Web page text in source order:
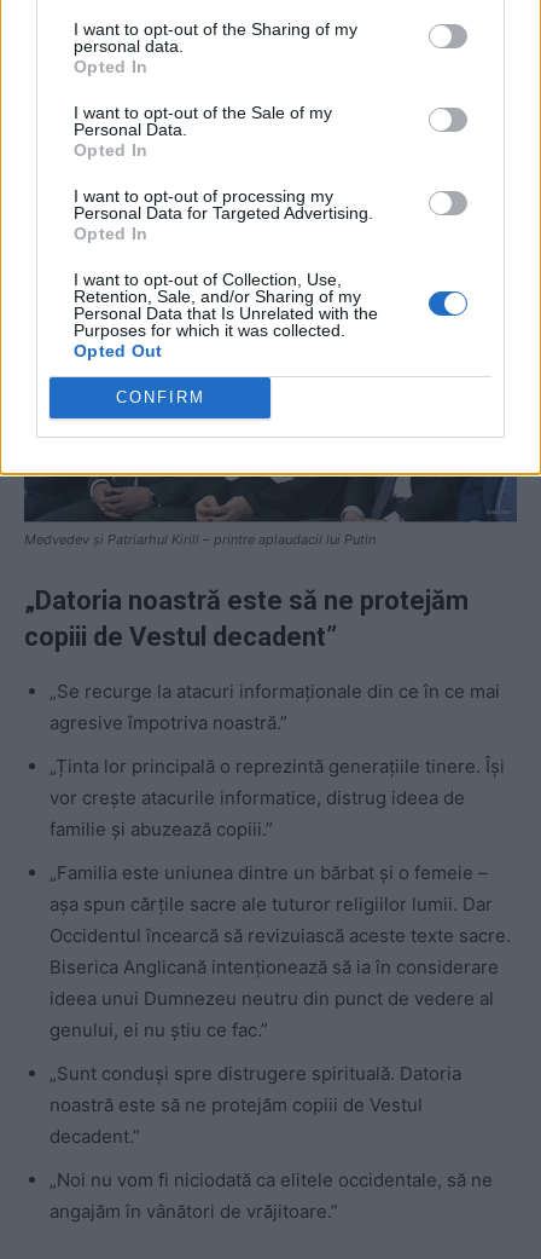
I want to opt-out of the Sharing of my
personal data.
Opted In
I want to opt-out of the Sale of my
Personal Data.
Opted In
I want to opt-out of processing my
Personal Data for Targeted Advertising.
Opted In
I want to opt-out of Collection, Use,
Retention, Sale, and/or Sharing of my
Personal Data that Is Unrelated with the
Purposes for which it was collected.
Opted Out
CONFIRM
ad
Medvedev și Patriarhul Kirill – printre aplaudacii lui Putin
„Datoria noastră este să ne protejăm
copiii de Vestul decadent”
„Se recurge la atacuri informaționale din ce în ce mai
agresive împotriva noastră.”
„Ținta lor principală o reprezintă generațiile tinere. Îşi
vor creşte atacurile informatice, distrug ideea de
familie şi abuzează copiii.”
„Familia este uniunea dintre un bărbat și o femeie –
așa spun cărțile sacre ale tuturor religiilor lumii. Dar
Occidentul încearcă să revizuiască aceste texte sacre.
Biserica Anglicană intenționează să ia în considerare
ideea unui Dumnezeu neutru din punct de vedere al
genului, ei nu știu ce fac.”
„Sunt conduşi spre distrugere spirituală. Datoria
noastră este să ne protejăm copiii de Vestul
decadent.”
„Noi nu vom fi niciodată ca elitele occidentale, să ne
angajăm în vânători de vrăjitoare.”